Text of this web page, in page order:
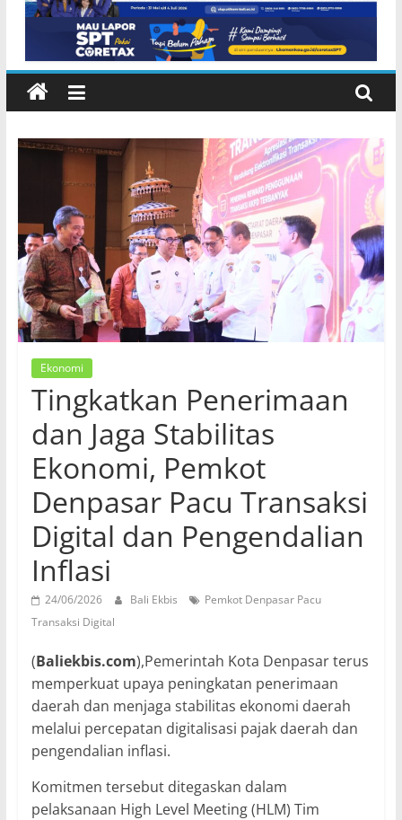
NTB di Pelabuhan Padangbai
Karangasem
Ekonomi
Tingkatkan Penerimaan
dan Jaga Stabilitas
Ekonomi, Pemkot
Denpasar Pacu Transaksi
Digital dan Pengendalian
Inflasi
24/06/2026 Bali Ekbis
Pemkot Denpasar Pacu
Transaksi Digital
(Baliekbis.com),Pemerintah Kota Denpasar terus
memperkuat upaya peningkatan penerimaan
daerah dan menjaga stabilitas ekonomi daerah
melalui percepatan digitalisasi pajak daerah dan
pengendalian inflasi.
Komitmen tersebut ditegaskan dalam
pelaksanaan High Level Meeting (HLM) Tim